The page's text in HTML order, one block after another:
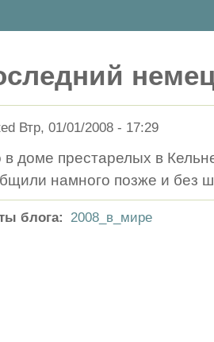
Втр, 01/01/2008 - 17:29
в доме престарелых в
намного позже и без
блога: 2008_в_мире